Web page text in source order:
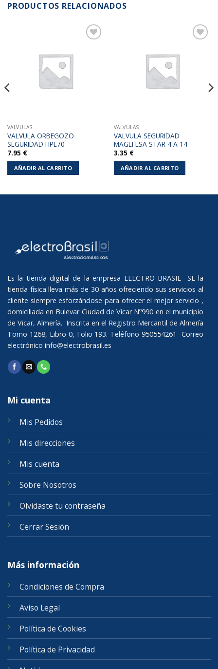
PRODUCTOS RELACIONADOS
VALVULAS
VALVULA ORBEGOZO
SEGURIDAD HPL70
7.95 €
AÑADIR AL CARRITO
VALVULAS
VALVULA SEGURIDAD
MAGEFESA STAR 4 A 14
3.35 €
AÑADIR AL CARRITO
Es la tienda digital de la empresa ELECTRO BRASIL SL la
tienda física lleva más de 30 años ofreciendo sus servicios al
cliente siempre esforzándose para ofrecer el mejor servicio ,
domiciliada en Bulevar Ciudad de Vicar Nº990 en el municipio
de Vicar, Almería. Inscrita en el Registro Mercantil de Almería
Tomo 1268, Libro 0, Folio 193. Teléfono 950554261 Correo
electrónico info@electrobrasil.es
Mi cuenta
Mis Pedidos
Mis direcciones
Mis cuenta
Sobre Nosotros
Olvidaste tu contraseña
Cerrar Sesión
Más información
Condiciones de Compra
Aviso Legal
Política de Cookies
Política de Privacidad